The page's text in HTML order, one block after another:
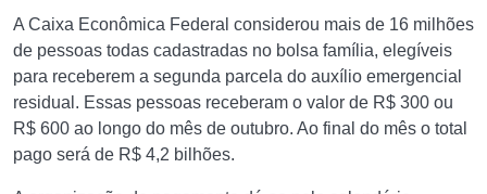
A Caixa Econômica Federal considerou mais de 16 milhões
de pessoas todas cadastradas no bolsa família, elegíveis
para receberem a segunda parcela do auxílio emergencial
residual. Essas pessoas receberam o valor de R$ 300 ou
R$ 600 ao longo do mês de outubro. Ao final do mês o total
pago será de R$ 4,2 bilhões.